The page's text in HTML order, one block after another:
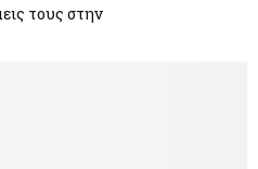
τους στην